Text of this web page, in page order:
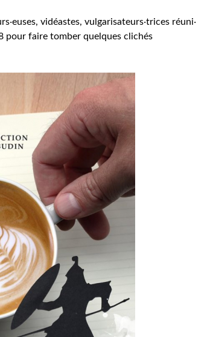
vidéastes, vulgarisateurs‧trices réuni‧
pour faire tomber quelques clichés